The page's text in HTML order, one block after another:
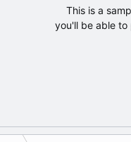
This is a
you'll be able